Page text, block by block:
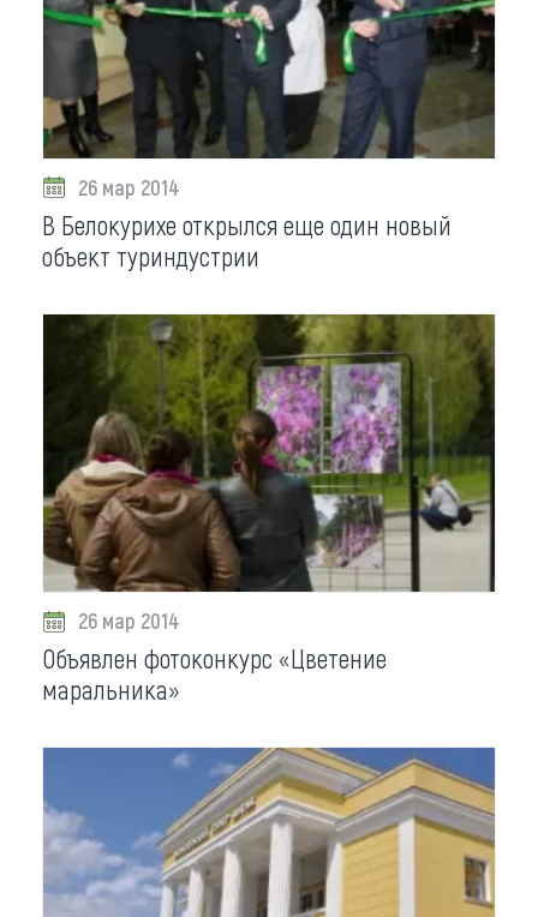
Что привезти (сувениры)
О регионе
Коллекция впечатлений
Другие рубрики
26 мар 2014
В Белокурихе открылся еще один новый
объект туриндустрии
26 мар 2014
Объявлен фотоконкурс «Цветение
маральника»